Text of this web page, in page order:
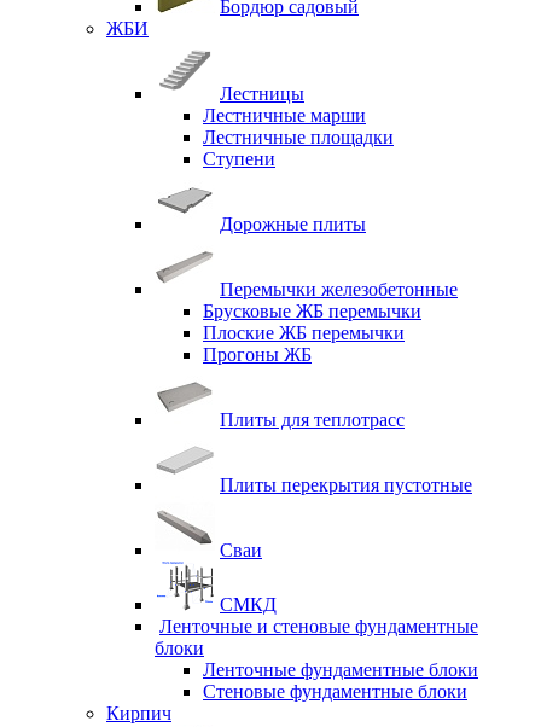
Бордюр садовый
ЖБИ
Лестницы
Лестничные марши
Лестничные площадки
Ступени
Дорожные плиты
Перемычки железобетонные
Брусковые ЖБ перемычки
Плоские ЖБ перемычки
Прогоны ЖБ
Плиты для теплотрасс
Плиты перекрытия пустотные
Сваи
СМКД
Ленточные и стеновые фундаментные
блоки
Ленточные фундаментные блоки
Стеновые фундаментные блоки
Кирпич